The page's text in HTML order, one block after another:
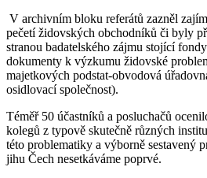
V archivním bloku referátů zazněl
pečetí židovských obchodníků či byly
stranou badatelského zájmu stojící
dokumenty k výzkumu židovské
majetkových podstat-obvodová
osidlovací společnost).
Téměř 50 účastníků a posluchačů
kolegů z typově skutečně různých
této problematiky a výborně sestavený
jihu Čech nesetkáváme poprvé.